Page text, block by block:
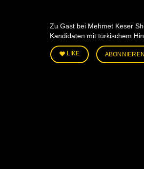
Zu Gast bei Mehmet Keser
Kandidaten mit türkischem
LIKE ABONNIEREN